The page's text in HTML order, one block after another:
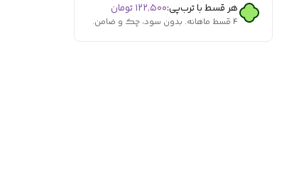
هر قسط با ترب‌پی:۱۲۲٬۵۰۰تومان
۴ قسط ماهانه. بدون سود، چک و ضامن.